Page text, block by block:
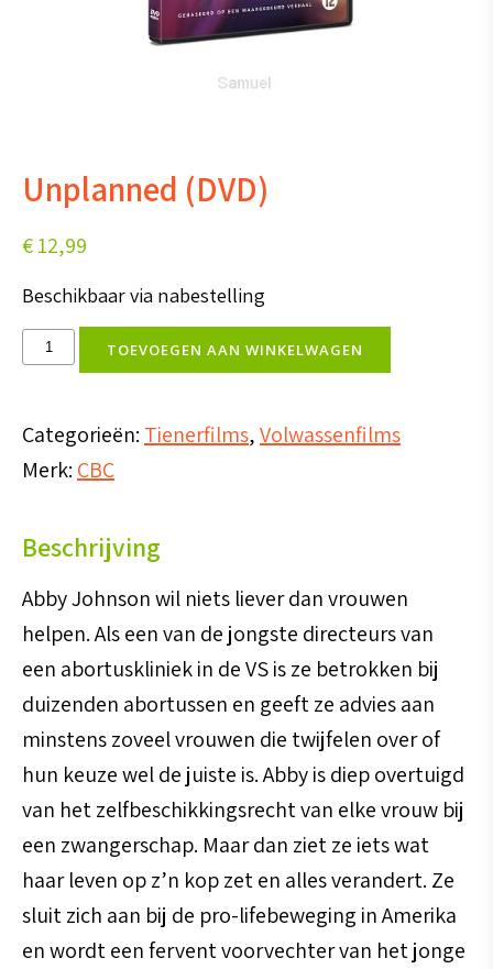
Unplanned (DVD)
€12,99
Beschikbaar via nabestelling
UnplannedTOEVOEGEN AAN WINKELWAGEN
Categorieën: Tienerfilms,Volwassenfilms
Merk: CBC
Beschrijving
Abby Johnson wil niets liever dan vrouwen
helpen. Als een van de jongste directeurs van
een abortuskliniek in de VS is ze betrokken bij
duizenden abortussen en geeft ze advies aan
minstens zoveel vrouwen die twijfelen over of
hun keuze wel de juiste is. Abby is diep overtuigd
van het zelfbeschikkingsrecht van elke vrouw bij
een zwangerschap. Maar dan ziet ze iets wat
haar leven op z’n kop zet en alles verandert. Ze
sluit zich aan bij de pro-lifebeweging in Amerika
en wordt een fervent voorvechter van het jonge